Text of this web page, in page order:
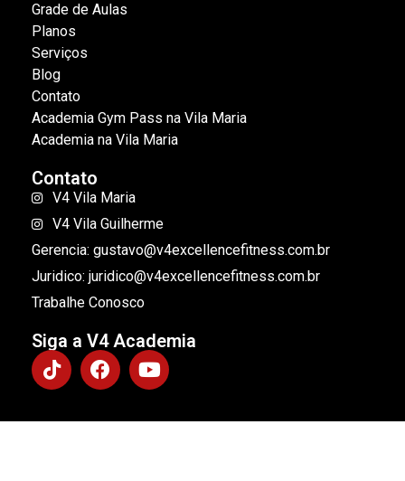
Grade de Aulas
Planos
Serviços
Blog
Contato
Academia Gym Pass na Vila Maria
Academia na Vila Maria
Contato
V4 Vila Maria
V4 Vila Guilherme
Gerencia: gustavo@v4excellencefitness.com.br
Juridico: juridico@v4excellencefitness.com.br
Trabalhe Conosco
Siga a V4 Academia